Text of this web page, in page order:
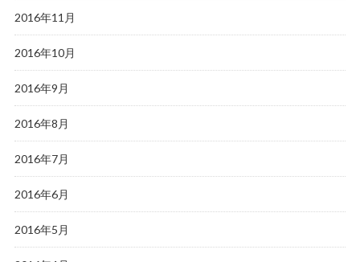
2016年11月
2016年10月
2016年9月
2016年8月
2016年7月
2016年6月
2016年5月